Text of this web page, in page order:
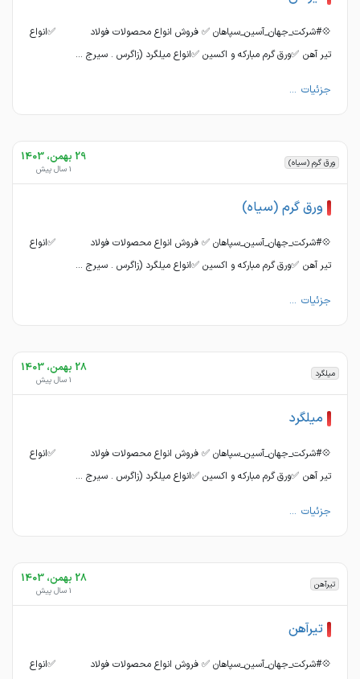
💠#شرکت_جهان_آسین_سپاهان ✅ فروش انواع محصولات فولاد ✅انواع
تیر آهن ✅ورق گرم مبارکه و اکسین ✅انواع میلگرد (زاگرس . سیرج ...
جزئیات ...
ورق گرم (سیاه) 29 بهمن، 1403
1 سال پیش
ورق گرم (سیاه)
💠#شرکت_جهان_آسین_سپاهان ✅ فروش انواع محصولات فولاد ✅انواع
تیر آهن ✅ورق گرم مبارکه و اکسین ✅انواع میلگرد (زاگرس . سیرج ...
جزئیات ...
میلگرد 28 بهمن، 1403
1 سال پیش
میلگرد
💠#شرکت_جهان_آسین_سپاهان ✅ فروش انواع محصولات فولاد ✅انواع
تیر آهن ✅ورق گرم مبارکه و اکسین ✅انواع میلگرد (زاگرس . سیرج ...
جزئیات ...
تیرآهن 28 بهمن، 1403
1 سال پیش
تیرآهن
💠#شرکت_جهان_آسین_سپاهان ✅ فروش انواع محصولات فولاد ✅انواع